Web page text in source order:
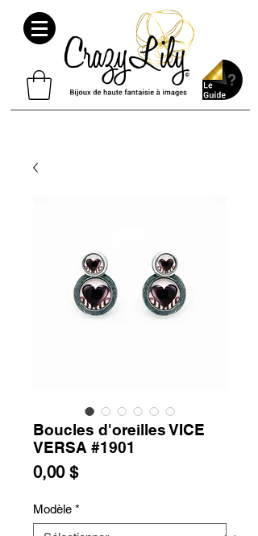
Boucles d'oreilles VICE
VERSA #1901
0,00 $Prix
Modèle *